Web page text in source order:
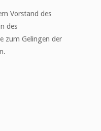
Vorstand des
des
zum Gelingen der